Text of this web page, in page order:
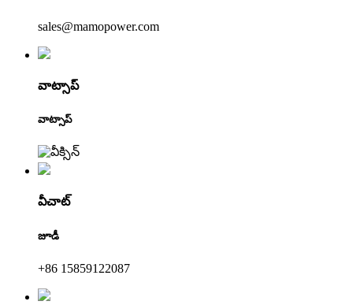
sales@mamopower.com
వాట్సాప్
వాట్సాప్
వీచాట్
జూడీ
+86 15859122087